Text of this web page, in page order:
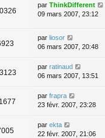
par ThinkDifferent
09 mars 2007, 23:12
par liosor
06 mars 2007, 20:48
par ratinaud
06 mars 2007, 13:51
par frapra
23 févr. 2007, 23:28
par ekta
22 févr. 2007, 21:06